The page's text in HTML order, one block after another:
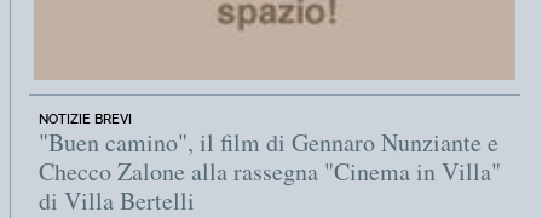
NOTIZIE BREVI
"Buen camino", il film di Gennaro Nunziante e
Checco Zalone alla rassegna "Cinema in Villa"
di Villa Bertelli